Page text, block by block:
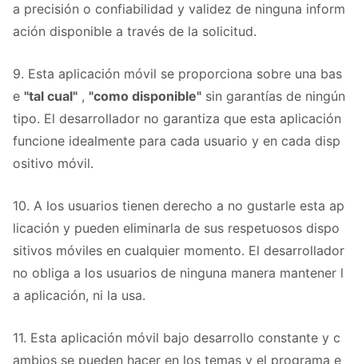
a precisión o confiabilidad y validez de ninguna inform
ación disponible a través de la solicitud.
9. Esta aplicación móvil se proporciona sobre una bas
e "tal cual" , "como disponible" sin garantías de ningún
tipo. El desarrollador no garantiza que esta aplicación
funcione idealmente para cada usuario y en cada disp
ositivo móvil.
10. A los usuarios tienen derecho a no gustarle esta ap
licación y pueden eliminarla de sus respetuosos dispo
sitivos móviles en cualquier momento. El desarrollador
no obliga a los usuarios de ninguna manera mantener l
a aplicación, ni la usa.
11. Esta aplicación móvil bajo desarrollo constante y c
ambios se pueden hacer en los temas y el programa e